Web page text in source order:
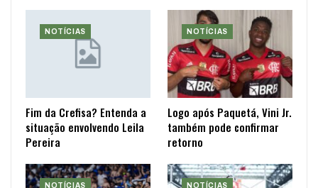
NOTÍCIAS
Fim da Crefisa? Entenda a
situação envolvendo Leila
Pereira
NOTÍCIAS
Logo após Paquetá, Vini Jr.
também pode confirmar
retorno
NOTÍCIAS NOTÍCIAS